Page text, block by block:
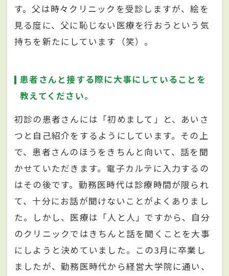
す。父は時々クリニックを受診しますが、絵を
見る度に、父に恥じない医療を行おうという気
持ちを新たにしています（笑）。
患者さんと接する際に大事にしていることを
教えてください。
初診の患者さんには「初めまして」と、あいさ
つと自己紹介をするようにしています。その上
で、患者さんのほうをきちんと向いて、話を聞
かせていただきます。電子カルテに入力するの
はその後です。勤務医時代は診療時間が限られ
て、十分にお話が聞けないことがよくありまし
た。しかし、医療は「人と人」ですから、自分
のクリニックではきちんと話を聞くことを大事
にしようと決めていました。この3月に卒業し
ましたが、勤務医時代から経営大学院に通い、